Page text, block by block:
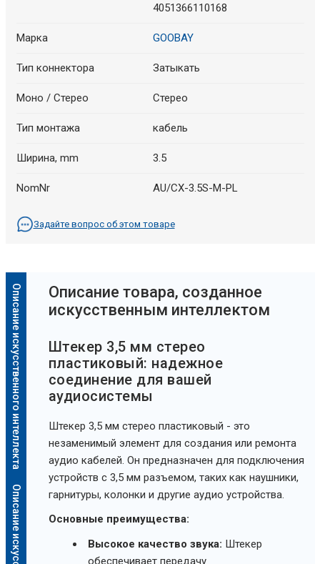
4051366110168
Марка GOOBAY
Тип коннектора Затыкать
Моно / Стерео Стерео
Тип монтажа кабель
Ширина, mm 3.5
NomNr AU/CX-3.5S-M-PL
Задайте вопрос об этом товаре
Описание искусственного интеллекта
Oписание товара, созданное
искусственным интеллектом
Штекер 3,5 мм стерео
пластиковый: надежное
соединение для вашей
аудиосистемы
Штекер 3,5 мм стерео пластиковый - это
незаменимый элемент для создания или ремонта
аудио кабелей. Он предназначен для подключения
устройств с 3,5 мм разъемом, таких как наушники,
гарнитуры, колонки и другие аудио устройства.
Основные преимущества:
Высокое качество звука: Штекер